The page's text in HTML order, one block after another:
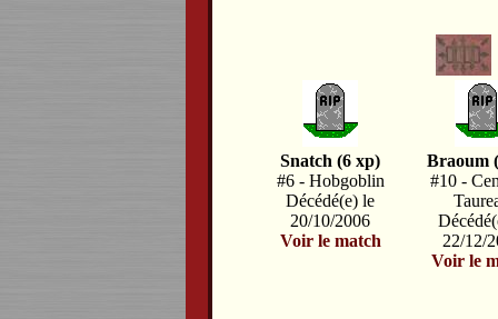
Snatch (6 xp)
#6 - Hobgoblin
Décédé(e) le
20/10/2006
Voir le match
Braoum
#10 -
22/12/
Voir le